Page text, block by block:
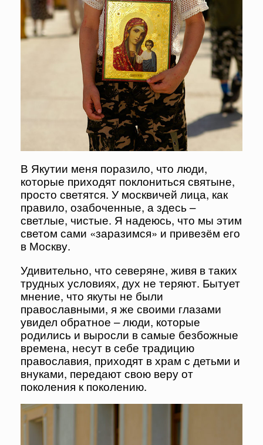
В Якутии меня поразило, что люди,
которые приходят поклониться святыне,
просто светятся. У москвичей лица, как
правило, озабоченные, а здесь –
светлые, чистые. Я надеюсь, что мы этим
светом сами «заразимся» и привезём его
в Москву.
Удивительно, что северяне, живя в таких
трудных условиях, дух не теряют. Бытует
мнение, что якуты не были
православными, я же своими глазами
увидел обратное – люди, которые
родились и выросли в самые безбожные
времена, несут в себе традицию
православия, приходят в храм с детьми и
внуками, передают свою веру от
поколения к поколению.